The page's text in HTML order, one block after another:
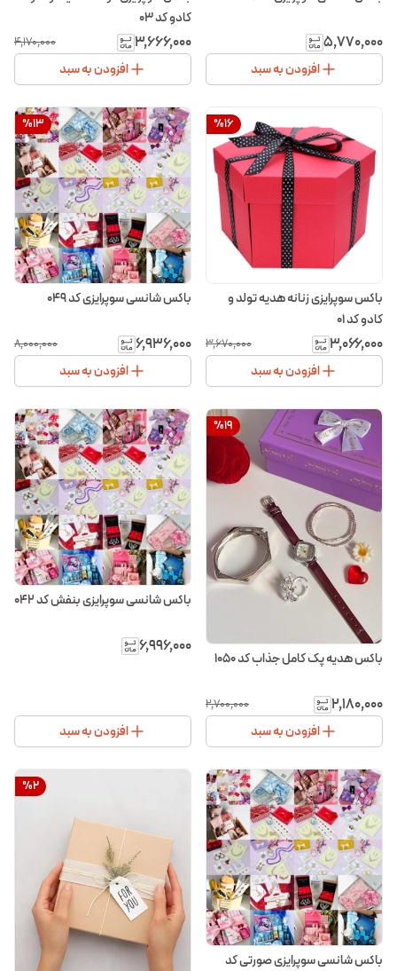
۵٬۷۷۰٬۰۰۰
افزودن به سبد
کادو کد ۰۳
۳٬۶۶۶٬۰۰۰ ۴٬۱۷۰٬۰۰۰
افزودن به سبد
%16
باکس سوپرایزی زنانه هدیه تولد و
کادو کد ۰۱
۳٬۰۶۶٬۰۰۰ ۳٬۶۷۰٬۰۰۰
افزودن به سبد
%13
باکس شانسی سوپرایزی کد ۰۴۹
۶٬۹۳۶٬۰۰۰ ۸٬۰۰۰٬۰۰۰
افزودن به سبد
%19
باکس هدیه پک کامل جذاب کد 1050
۲٬۱۸۰٬۰۰۰ ۲٬۷۰۰٬۰۰۰
افزودن به سبد
باکس شانسی سوپرایزی بنفش کد ۰۴۲
۶٬۹۹۶٬۰۰۰
افزودن به سبد
باکس شانسی سوپرایزی صورتی کد
%2